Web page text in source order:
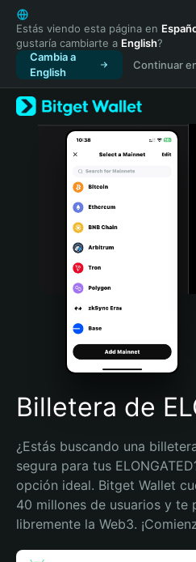
English
日本語
Tiếng Việt
Русский
Español (Latinoamérica)
Türkçe
Italiano
Português (Portugal)
Bahasa Indonesia
Português (Brasil)
Español (Argentina)
Estás viendo esta página en
gustaría cambiarte a English?
Cambia a
English
Continuar
Billetera de
¿Estás buscando una
segura para tus
opción ideal. Bitget Wallet
40 millones de usuarios y te
libremente la Web3.